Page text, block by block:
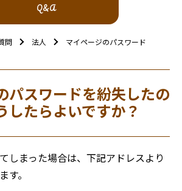
Q&A
問 法人 マイページのパスワードを紛失し
パスワードを紛失したの
したらよいですか？
しまった場合は、下記アドレスより
す。